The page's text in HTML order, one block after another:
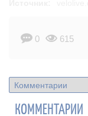
0 615
КОММЕНТАРИИ